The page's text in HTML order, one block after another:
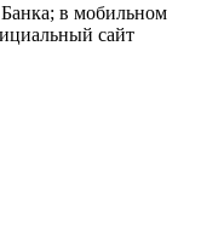
Банка; в мобильном
сайт